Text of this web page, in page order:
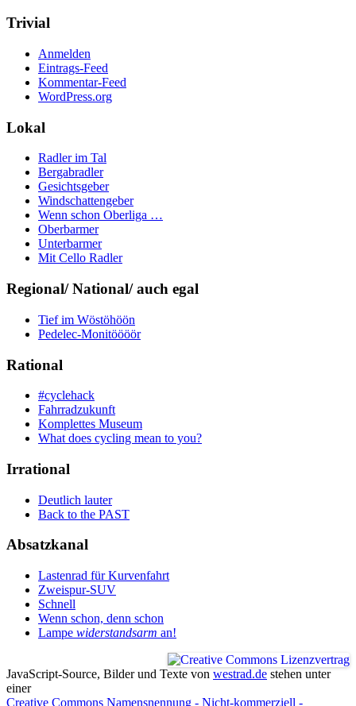
Trivial
Anmelden
Eintrags-Feed
Kommentar-Feed
WordPress.org
Lokal
Radler im Tal
Bergabradler
Gesichtsgeber
Windschattengeber
Wenn schon Oberliga …
Oberbarmer
Unterbarmer
Mit Cello Radler
Regional/ National/ auch egal
Tief im Wöstöhöön
Pedelec-Monitöööör
Rational
#cyclehack
Fahrradzukunft
Komplettes Museum
What does cycling mean to you?
Irrational
Deutlich lauter
Back to the PAST
Absatzkanal
Lastenrad für Kurvenfahrt
Zweispur-SUV
Schnell
Wenn schon, denn schon
Lampe widerstandsarm an!
JavaScript-Source, Bilder und Texte von westrad.de stehen unter
einer
Creative Commons Namensnennung - Nicht-kommerziell -